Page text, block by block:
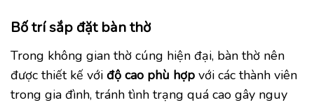
Bố trí sắp đặt bàn thờ
Trong không gian thờ cúng hiện đại, bàn thờ nên
được thiết kế với độ cao phù hợp với các thành viên
trong gia đình, tránh tình trạng quá cao gây nguy